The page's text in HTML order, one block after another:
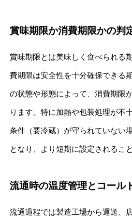
賞味期限か消費期限かの判
賞味期限とは美味しく食べられる
費期限は安全性を十分確保できる
の状態や形態によって、消費期限
ります。特に加熱や包装処理が不
条件（要冷蔵）が守られていない
となり、より短期に設定されるこ
流通時の温度管理とコール
流通過程では製造工場から運送、